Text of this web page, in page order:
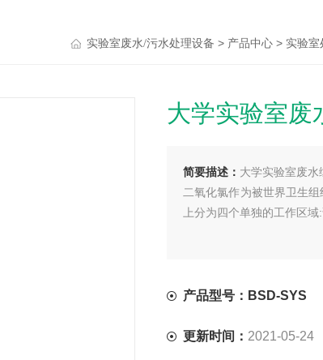
实验室废水/污水处理设备 > 产品中心 > 实验室
大学实验室废
简要描述： 大学实验室废水
二氧化氯作为被世界卫生
上分为四个单独的工作区
产品型号：BSD-SYS
更新时间： 2021-05-24